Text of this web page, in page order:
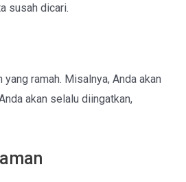
susah dicari.
ramah. Misalnya, Anda akan
akan selalu diingatkan,